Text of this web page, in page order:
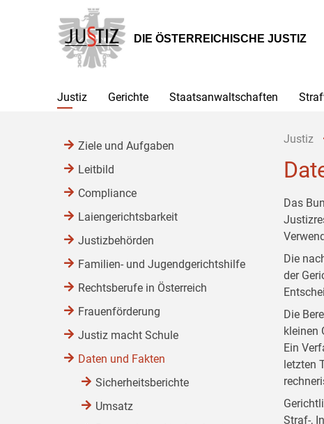
Hauptnavigation
[1]
Inhalt
[2]
Untermenü
[3]
DIE ÖSTERREICHISCHE JUSTIZ
Justiz Gerichte Staatsanwaltschaften
Justiz
Das
Die
der
Die
kleinen
Ein
letzten
Straf-,
Ziele und Aufgaben
Leitbild
Compliance
Laiengerichtsbarkeit
Justizbehörden
Familien- und Jugendgerichtshilfe
Rechtsberufe in Österreich
Frauenförderung
Justiz macht Schule
Daten und Fakten
Sicherheitsberichte
Umsatz